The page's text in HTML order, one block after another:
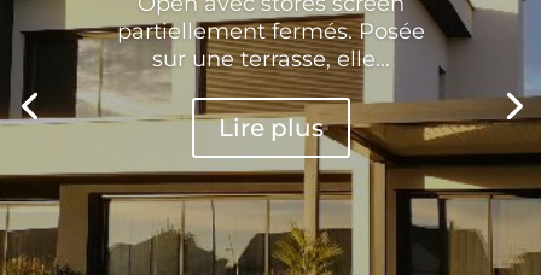
partiellement fermés. Posée
sur une terrasse, elle...
Lire plus